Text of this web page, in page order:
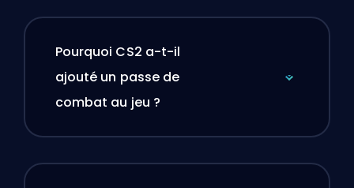
Pourquoi CS2 a-t-il
ajouté un passe de
combat au jeu ?